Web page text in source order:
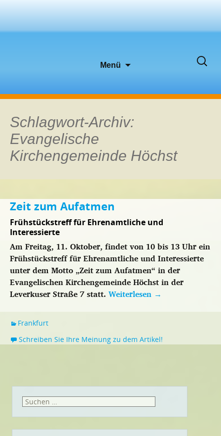
Menü
Suchen
Schlagwort-Archiv:
Evangelische
Kirchengemeinde Höchst
Zeit zum Aufatmen
Frühstückstreff für Ehrenamtliche und
Interessierte
Am Freitag, 11. Oktober, findet von 10 bis 13 Uhr ein
Frühstückstreff für Ehrenamtliche und Interessierte
unter dem Motto „Zeit zum Aufatmen“ in der
Evangelischen Kirchengemeinde Höchst in der
Leverkuser Straße 7 statt. Weiterlesen →
Frankfurt
Schreiben Sie Ihre Meinung zu dem Artikel!
Suchen